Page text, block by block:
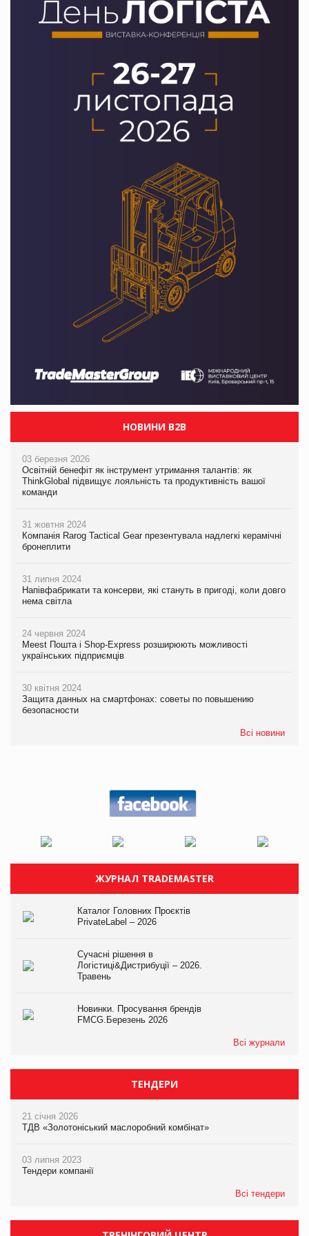
НОВИНИ B2B
03 березня 2026
Освітній бенефіт як інструмент утримання талантів: як
ThinkGlobal підвищує лояльність та продуктивність вашої
команди
31 жовтня 2024
Компанія Rarog Tactical Gear презентувала надлегкі керамічні
бронеплити
31 липня 2024
Напівфабрикати та консерви, які стануть в пригоді, коли довго
нема світла
24 червня 2024
Meest Пошта і Shop-Express розширюють можливості
українських підприємців
30 квітня 2024
Защита данных на смартфонах: советы по повышению
безопасности
Всі новини
ЖУРНАЛ TRADEMASTER
Каталог Головних Проєктів
PrivateLabel – 2026
Сучасні рішення в
Логістиці&Дистрибуції – 2026.
Травень
Новинки. Просування брендів
FMCG.Березень 2026
Всі журнали
ТЕНДЕРИ
21 січня 2026
ТДВ «Золотоніський маслоробний комбінат»
03 липня 2023
Тендери компанії
Всі тендери